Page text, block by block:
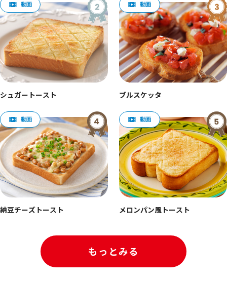
シュガートースト ブルスケッタ
納豆チーズトースト メロンパン風トースト
もっとみる